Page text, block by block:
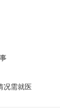
况需就医